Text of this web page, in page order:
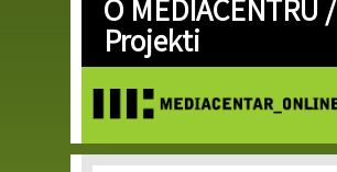
Skip to
main
content
O MEDIACENTRU /
Projekti